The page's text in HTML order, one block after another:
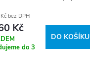
bez DPH
Kč
do 3
DO KOŠÍKU